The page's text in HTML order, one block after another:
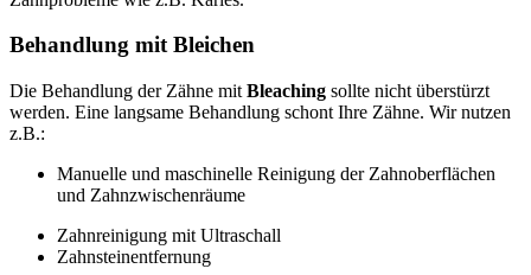
Behandlung mit Bleichen
Die Behandlung der Zähne mit Bleaching sollte nicht überstürzt
werden. Eine langsame Behandlung schont Ihre Zähne. Wir nutzen
z.B.:
Manuelle und maschinelle Reinigung der Zahnoberflächen
und Zahnzwischenräume
Zahnreinigung mit Ultraschall
Zahnsteinentfernung